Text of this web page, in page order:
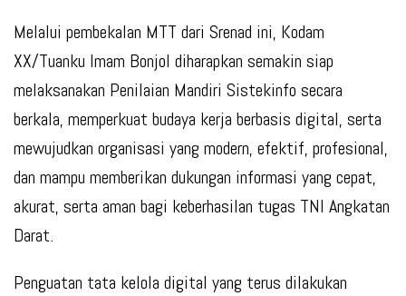
Melalui pembekalan MTT dari Srenad ini, Kodam
XX/Tuanku Imam Bonjol diharapkan semakin siap
melaksanakan Penilaian Mandiri Sistekinfo secara
berkala, memperkuat budaya kerja berbasis digital, serta
mewujudkan organisasi yang modern, efektif, profesional,
dan mampu memberikan dukungan informasi yang cepat,
akurat, serta aman bagi keberhasilan tugas TNI Angkatan
Darat.
Penguatan tata kelola digital yang terus dilakukan